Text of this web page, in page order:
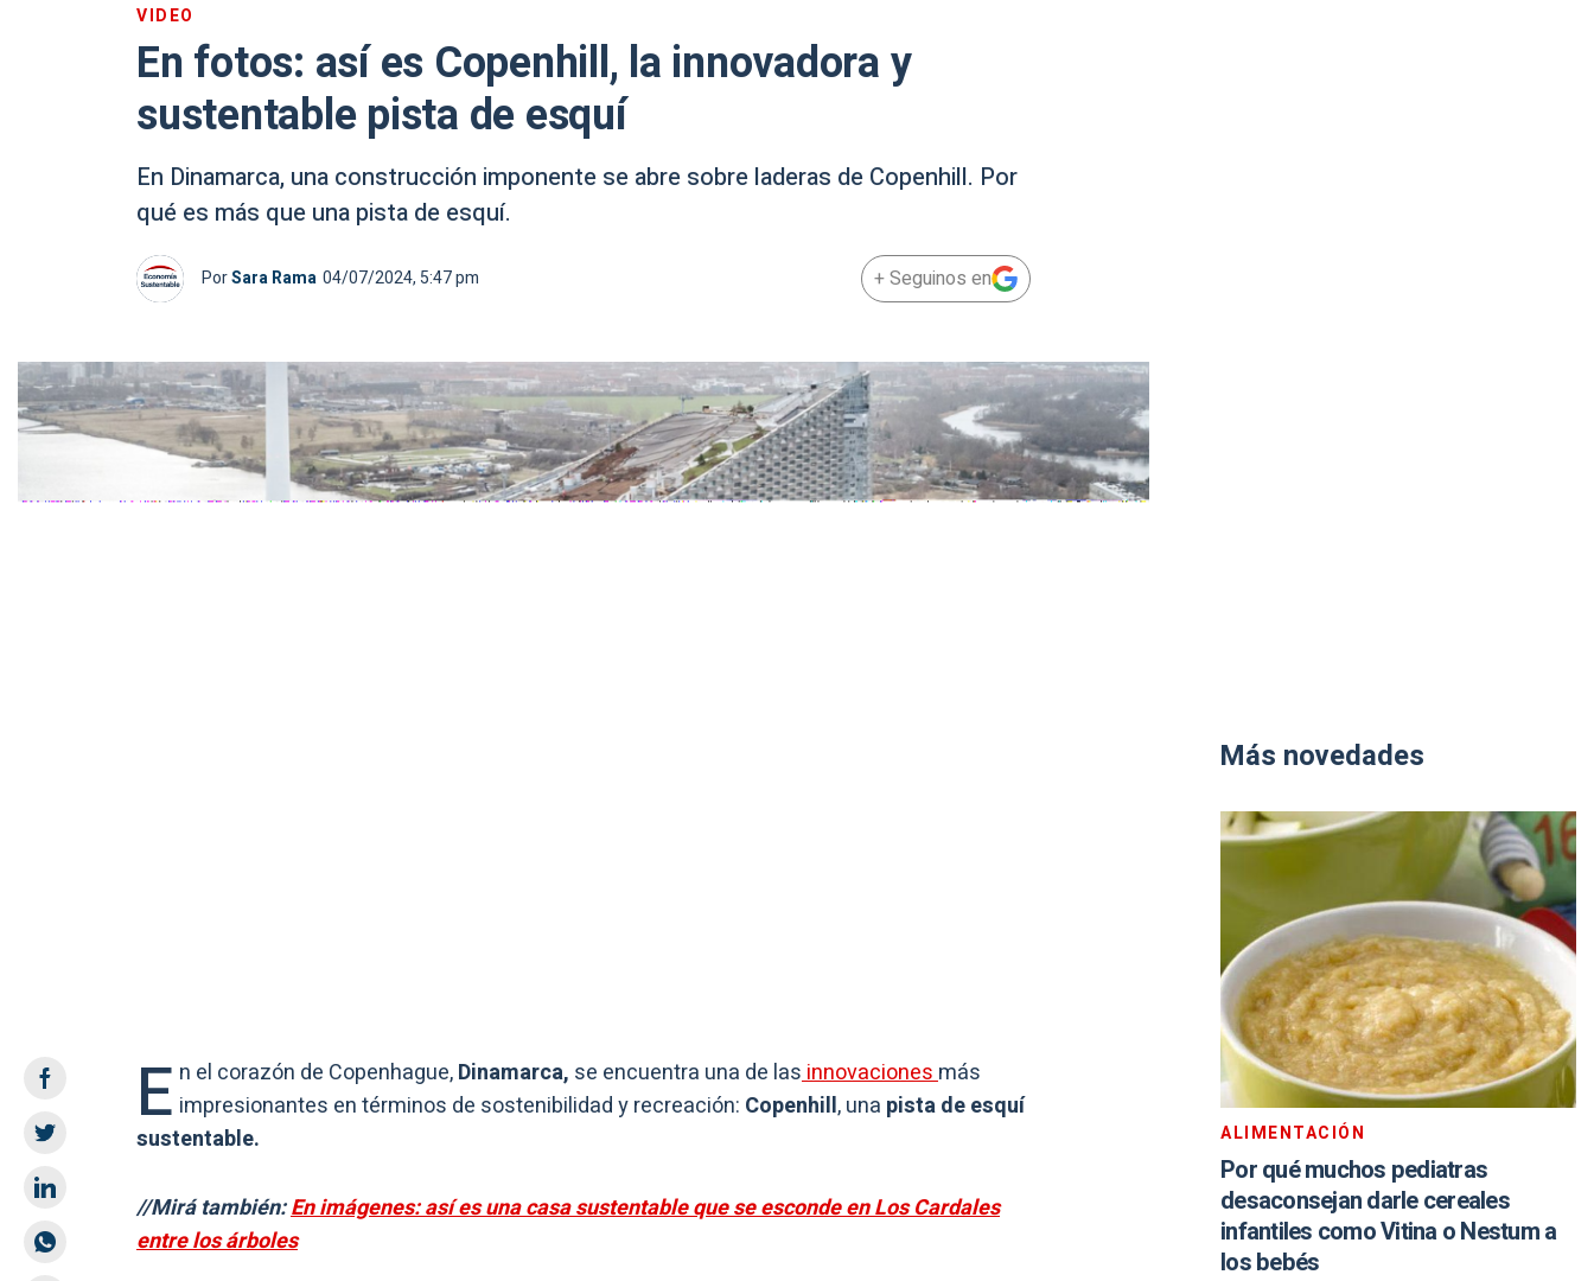
VIDEO
En fotos: así es Copenhill, la innovadora y
sustentable pista de esquí
En Dinamarca, una construcción imponente se abre sobre laderas de Copenhill. Por
qué es más que una pista de esquí.
PorSara Rama 04/07/2024, 5:47 pm + Seguinos en
E n el corazón de Copenhague,Dinamarca, se encuentra una de lasinnovacionesmás
impresionantes en términos de sostenibilidad y recreación: Copenhill, una pista de esquí
sustentable.
//Mirá también:En imágenes: así es una casa sustentable que se esconde en Los Cardales
entre los árboles
Más novedades
ALIMENTACIÓN
Por qué muchos pediatras
desaconsejan darle cereales
infantiles como Vitina o Nestum a
los bebés